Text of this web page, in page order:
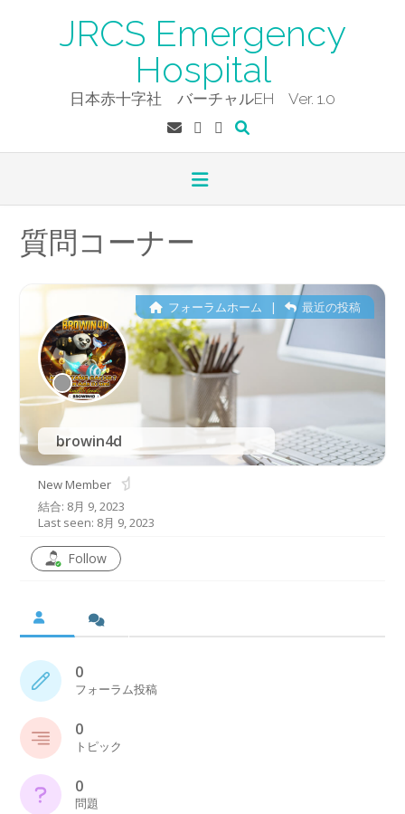
JRCS Emergency
Hospital
日本赤十字社 バーチャルEH Ver. 1.0
質問コーナー
browin4d
フォーラムホーム | 最近の投稿
New Member
結合: 8月 9, 2023
Last seen: 8月 9, 2023
Follow
0
フォーラム投稿
0
トピック
0
問題